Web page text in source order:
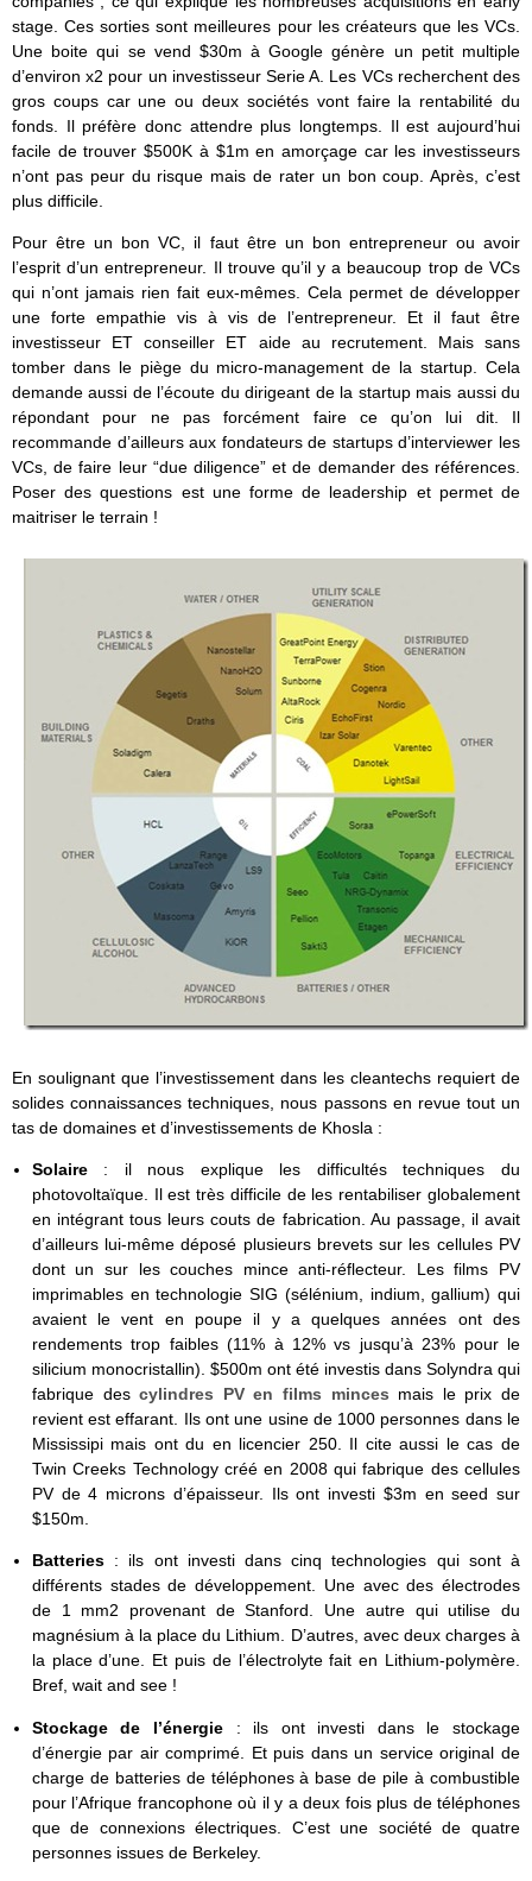
stage. Ces sorties sont meilleures pour les créateurs que les VCs.
Une boite qui se vend $30m à Google génère un petit multiple
d’environ x2 pour un investisseur Serie A. Les VCs recherchent des
gros coups car une ou deux sociétés vont faire la rentabilité du
fonds. Il préfère donc attendre plus longtemps. Il est aujourd’hui
facile de trouver $500K à $1m en amorçage car les investisseurs
n’ont pas peur du risque mais de rater un bon coup. Après, c’est
plus difficile.
Pour être un bon VC, il faut être un bon entrepreneur ou avoir
l’esprit d’un entrepreneur. Il trouve qu’il y a beaucoup trop de VCs
qui n’ont jamais rien fait eux-mêmes. Cela permet de développer
une forte empathie vis à vis de l’entrepreneur. Et il faut être
investisseur ET conseiller ET aide au recrutement. Mais sans
tomber dans le piège du micro-management de la startup. Cela
demande aussi de l’écoute du dirigeant de la startup mais aussi du
répondant pour ne pas forcément faire ce qu’on lui dit. Il
recommande d’ailleurs aux fondateurs de startups d’interviewer les
VCs, de faire leur “due diligence” et de demander des références.
Poser des questions est une forme de leadership et permet de
maitriser le terrain !
En soulignant que l’investissement dans les cleantechs requiert de
solides connaissances techniques, nous passons en revue tout un
tas de domaines et d’investissements de Khosla :
Solaire: il nous explique les difficultés techniques du
photovoltaïque. Il est très difficile de les rentabiliser globalement
en intégrant tous leurs couts de fabrication. Au passage, il avait
d’ailleurs lui-même déposé plusieurs brevets sur les cellules PV
dont un sur les couches mince anti-réflecteur. Les films PV
imprimables en technologie SIG (sélénium, indium, gallium) qui
avaient le vent en poupe il y a quelques années ont des
rendements trop faibles (11% à 12% vs jusqu’à 23% pour le
silicium monocristallin). $500m ont été investis dans Solyndra qui
fabrique descylindres PV en films minces mais le prix de
revient est effarant. Ils ont une usine de 1000 personnes dans le
Mississipi mais ont du en licencier 250. Il cite aussi le cas de
Twin Creeks Technology créé en 2008 qui fabrique des cellules
PV de 4 microns d’épaisseur. Ils ont investi $3m en seed sur
$150m.
Batteries : ils ont investi dans cinq technologies qui sont à
différents stades de développement. Une avec des électrodes
de 1 mm2 provenant de Stanford. Une autre qui utilise du
magnésium à la place du Lithium. D’autres, avec deux charges à
la place d’une. Et puis de l’électrolyte fait en Lithium-polymère.
Bref, wait and see !
Stockage de l’énergie : ils ont investi dans le stockage
d’énergie par air comprimé. Et puis dans un service original de
charge de batteries de téléphones à base de pile à combustible
pour l’Afrique francophone où il y a deux fois plus de téléphones
que de connexions électriques. C’est une société de quatre
personnes issues de Berkeley.